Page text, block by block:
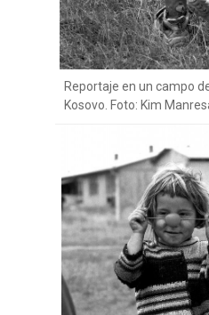
Reportaje en un campo
Kosovo. Foto: Kim